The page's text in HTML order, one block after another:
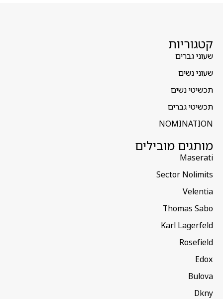
קטגוריות
שעוני גברים
שעוני נשים
תכשיטי נשים
תכשיטי גברים
NOMINATION
מותגים מובילים
Maserati
Sector Nolimits
Velentia
Thomas Sabo
Karl Lagerfeld
Rosefield
Edox
Bulova
Dkny